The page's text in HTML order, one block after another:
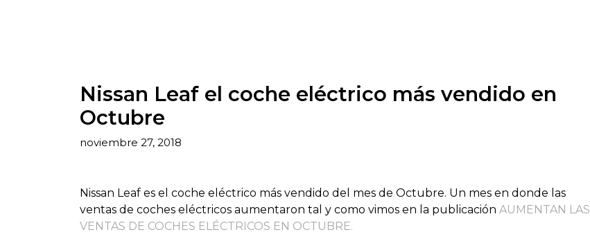
Nissan Leaf el coche eléctrico más vendido en
Octubre
noviembre 27, 2018
Nissan Leaf es el coche eléctrico más vendido del mes de Octubre. Un mes en donde las
ventas de coches eléctricos aumentaron tal y como vimos en la publicación AUMENTAN LAS
VENTAS DE COCHES ELÉCTRICOS EN OCTUBRE.